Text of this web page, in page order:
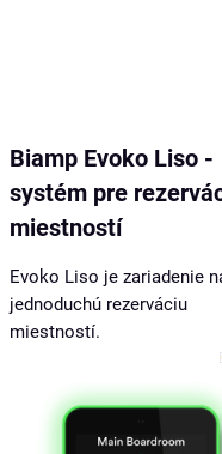
Biamp Evoko Liso -
systém pre
miestností
Evoko Liso je zariadenie
jednoduchú rezerváciu
miestností.